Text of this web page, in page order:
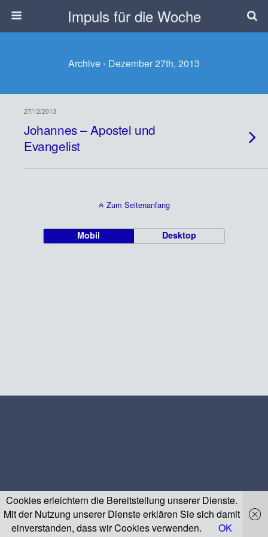
Impuls für die Woche
Archive › Dezember 27th, 2013
27/12/2013
Johannes – Apostel und
Evangelist
Zum Seitenanfang
Mobil Desktop
Cookies erleichtern die Bereitstellung unserer Dienste.
Mit der Nutzung unserer Dienste erklären Sie sich damit
einverstanden, dass wir Cookies verwenden.
OK